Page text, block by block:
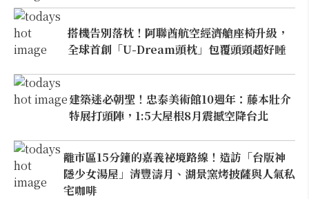
搭機告別落枕！阿聯酋航空經濟艙座椅升級，
全球首創「U-Dream頭枕」包覆頭頸超好睡
建築迷必朝聖！忠泰美術館10週年：藤本壯介
特展打頭陣，1:5大屋根8月震撼空降台北
離市區15分鐘的嘉義祕境路線！造訪「台版神
隱少女湯屋」清豐濤月、湖景窯烤披薩與人氣私
宅咖啡